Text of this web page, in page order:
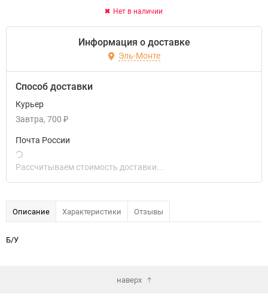
Нет в наличии
Информация о доставке
Эль-Монте
Способ доставки
Курьер
Завтра 700 ₽
Почта России
Рассчитываем стоимость доставки...
Описание Характеристики Отзывы
Б/У
наверх